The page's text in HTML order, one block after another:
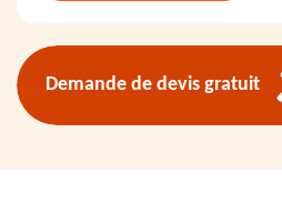
Demande de devis gratuit